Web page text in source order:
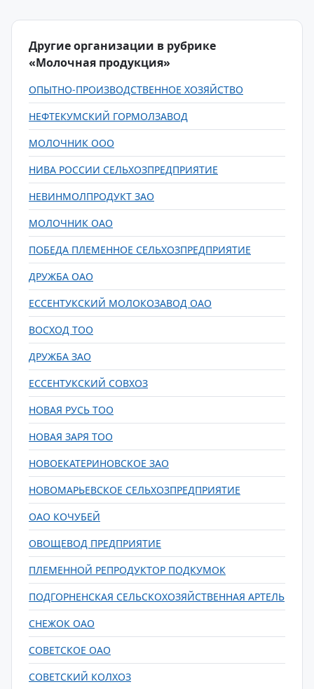
Другие организации в рубрике
«Молочная продукция»
ОПЫТНО-ПРОИЗВОДСТВЕННОЕ ХОЗЯЙСТВО
НЕФТЕКУМСКИЙ ГОРМОЛЗАВОД
МОЛОЧНИК ООО
НИВА РОССИИ СЕЛЬХОЗПРЕДПРИЯТИЕ
НЕВИНМОЛПРОДУКТ ЗАО
МОЛОЧНИК ОАО
ПОБЕДА ПЛЕМЕННОЕ СЕЛЬХОЗПРЕДПРИЯТИЕ
ДРУЖБА ОАО
ЕССЕНТУКСКИЙ МОЛОКОЗАВОД ОАО
ВОСХОД ТОО
ДРУЖБА ЗАО
ЕССЕНТУКСКИЙ СОВХОЗ
НОВАЯ РУСЬ ТОО
НОВАЯ ЗАРЯ ТОО
НОВОЕКАТЕРИНОВСКОЕ ЗАО
НОВОМАРЬЕВСКОЕ СЕЛЬХОЗПРЕДПРИЯТИЕ
ОАО КОЧУБЕЙ
ОВОЩЕВОД ПРЕДПРИЯТИЕ
ПЛЕМЕННОЙ РЕПРОДУКТОР ПОДКУМОК
ПОДГОРНЕНСКАЯ СЕЛЬСКОХОЗЯЙСТВЕННАЯ АРТЕЛЬ
СНЕЖОК ОАО
СОВЕТСКОЕ ОАО
СОВЕТСКИЙ КОЛХОЗ